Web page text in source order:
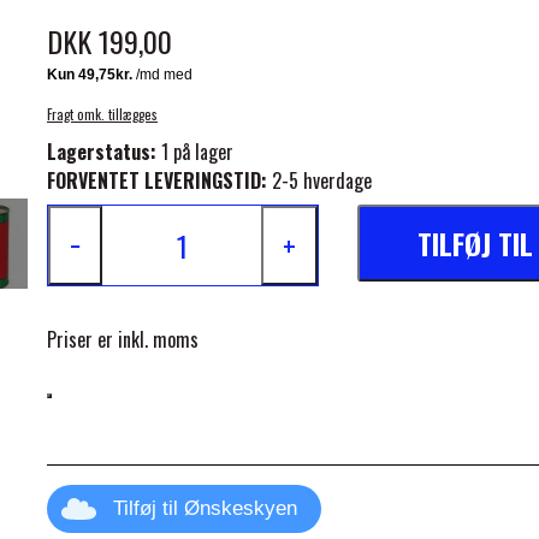
DKK 199,00
Fragt omk. tillægges
Lagerstatus: 1 på lager
FORVENTET LEVERINGSTID: 2-5 hverdage
− + TILFØJ
Priser er inkl. moms
Tilføj til Ønskeskyen